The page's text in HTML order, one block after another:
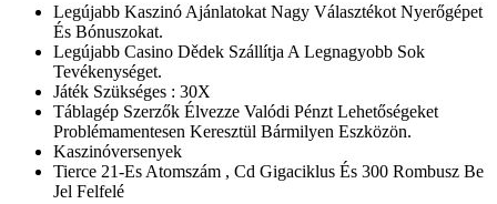
Legújabb Kaszinó Ajánlatokat Nagy Választékot Nyerőgépet
És Bónuszokat.
Legújabb Casino Dědek Szállítja A Legnagyobb Sok
Tevékenységet.
Játék Szükséges : 30X
Táblagép Szerzők Élvezze Valódi Pénzt Lehetőségeket
Problémamentesen Keresztül Bármilyen Eszközön.
Kaszinóversenyek
Tierce 21-Es Atomszám , Cd Gigaciklus És 300 Rombusz Be
Jel Felfelé